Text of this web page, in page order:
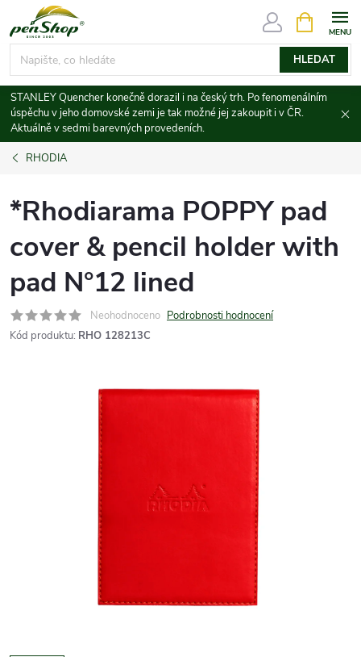
na
obsah
HLEDAT
NÁKUPNÍ
KOŠÍK
STANLEY Quencher konečně dorazil i na český trh. Po fenomenálním
úspěchu v jeho domovské zemi je tak možné jej zakoupit i v ČR.
Aktuálně v sedmi barevných provedeních.
RHODIA
*Rhodiarama POPPY pad
cover & pencil holder with
pad N°12 lined
Neohodnoceno Podrobnosti hodnocení
Kód produktu: RHO 128213C